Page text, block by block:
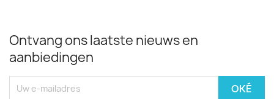
Ontvang ons laatste nieuws en
aanbiedingen